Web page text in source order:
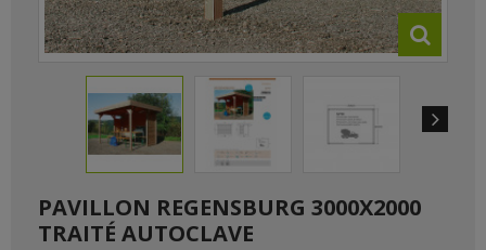
PAVILLON REGENSBURG 3000X2000
TRAITÉ AUTOCLAVE